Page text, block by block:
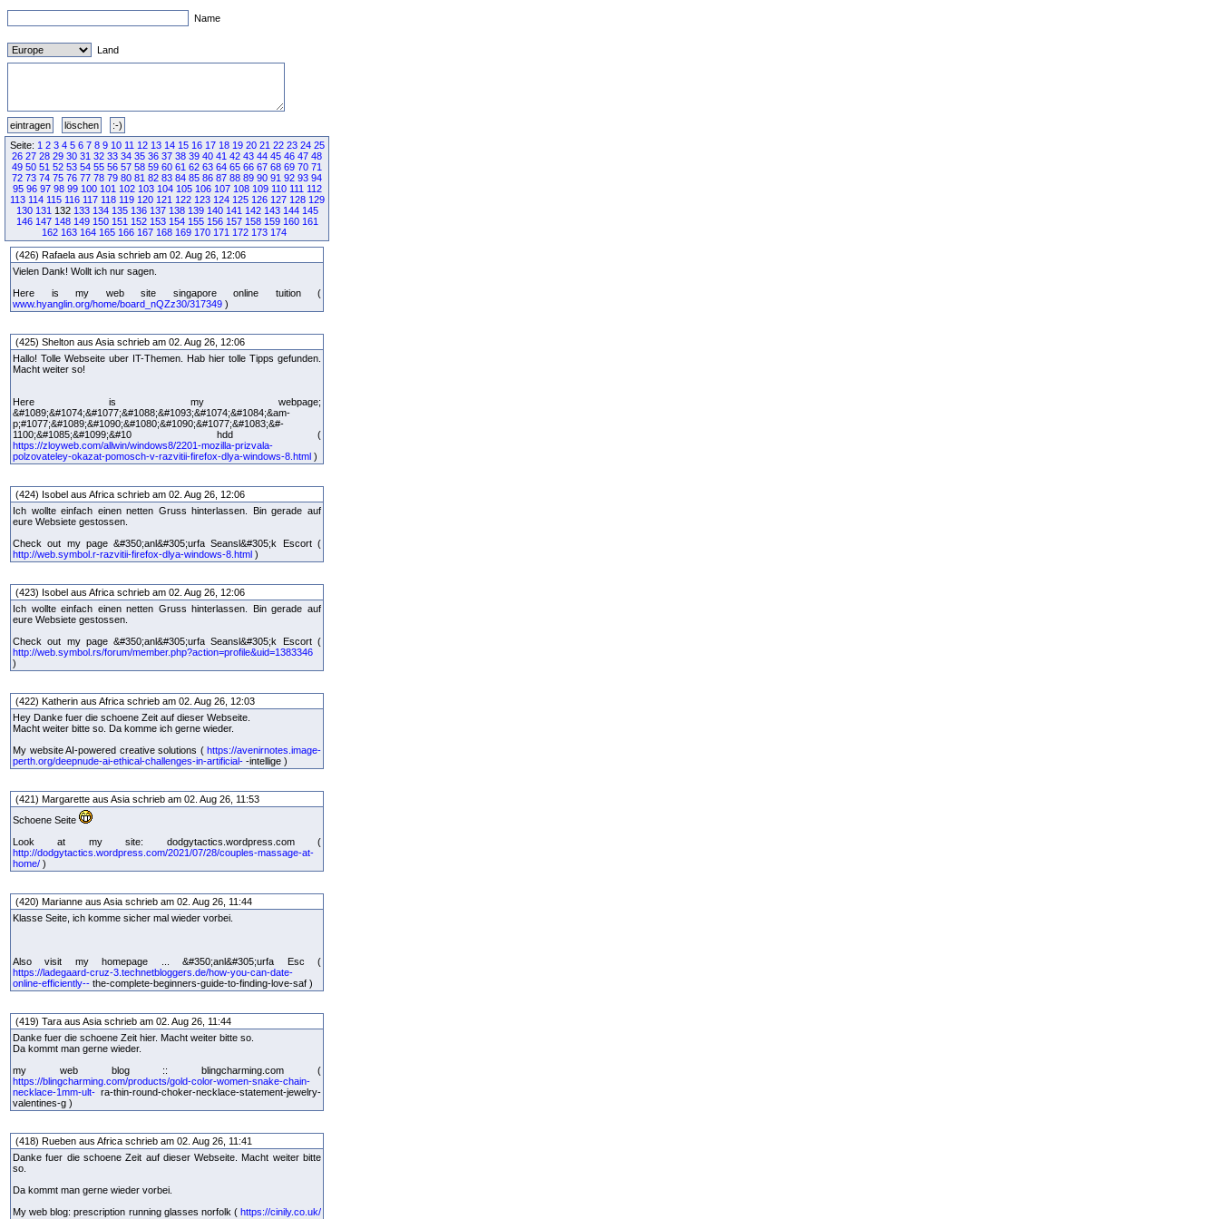
Name
Land
Seite: 1 2 3 4 5 6 7 8 9 10 11 12 13 14 15 16 17 18 19 20 21 22 23 24 25
26 27 28 29 30 31 32 33 34 35 36 37 38 39 40 41 42 43 44 45 46 47 48
49 50 51 52 53 54 55 56 57 58 59 60 61 62 63 64 65 66 67 68 69 70 71
72 73 74 75 76 77 78 79 80 81 82 83 84 85 86 87 88 89 90 91 92 93 94
95 96 97 98 99 100 101 102 103 104 105 106 107 108 109 110 111 112
113 114 115 116 117 118 119 120 121 122 123 124 125 126 127 128 129
130 131 132 133 134 135 136 137 138 139 140 141 142 143 144 145
146 147 148 149 150 151 152 153 154 155 156 157 158 159 160 161
162 163 164 165 166 167 168 169 170 171 172 173 174
(426) Rafaela aus Asia schrieb am 02. Aug 26, 12:06
Vielen Dank! Wollt ich nur sagen.
Here is my web site singapore online tuition (
www.hyanglin.org/home/board_nQZz30/317349 )
(425) Shelton aus Asia schrieb am 02. Aug 26, 12:06
Hallo! Tolle Webseite uber IT-Themen. Hab hier tolle Tipps gefunden.
Macht weiter so!
Here is my webpage;
&#1089;&#1074;&#1077;&#1088;&#1093;&#1074;&#1084;&am-
p;#1077;&#1089;&#1090;&#1080;&#1090;&#1077;&#1083;&#-
1100;&#1085;&#1099;&#10 hdd (
https://zloyweb.com/allwin/windows8/2201-mozilla-prizvala-
polzovateley-okazat-pomosch-v-razvitii-firefox-dlya-windows-8.html )
(424) Isobel aus Africa schrieb am 02. Aug 26, 12:06
Ich wollte einfach einen netten Gruss hinterlassen. Bin gerade auf
eure Websiete gestossen.
Check out my page &#350;anl&#305;urfa Seansl&#305;k Escort (
http://web.symbol.r-razvitii-firefox-dlya-windows-8.html )
(423) Isobel aus Africa schrieb am 02. Aug 26, 12:06
Ich wollte einfach einen netten Gruss hinterlassen. Bin gerade auf
eure Websiete gestossen.
Check out my page &#350;anl&#305;urfa Seansl&#305;k Escort (
http://web.symbol.rs/forum/member.php?action=profile&uid=1383346
)
(422) Katherin aus Africa schrieb am 02. Aug 26, 12:03
Hey Danke fuer die schoene Zeit auf dieser Webseite.
Macht weiter bitte so. Da komme ich gerne wieder.
My website AI-powered creative solutions ( https://avenirnotes.image-
perth.org/deepnude-ai-ethical-challenges-in-artificial- -intellige )
(421) Margarette aus Asia schrieb am 02. Aug 26, 11:53
Schoene Seite
Look at my site: dodgytactics.wordpress.com (
http://dodgytactics.wordpress.com/2021/07/28/couples-massage-at-
home/ )
(420) Marianne aus Asia schrieb am 02. Aug 26, 11:44
Klasse Seite, ich komme sicher mal wieder vorbei.
Also visit my homepage ... &#350;anl&#305;urfa Esc (
https://ladegaard-cruz-3.technetbloggers.de/how-you-can-date-
online-efficiently-- the-complete-beginners-guide-to-finding-love-saf )
(419) Tara aus Asia schrieb am 02. Aug 26, 11:44
Danke fuer die schoene Zeit hier. Macht weiter bitte so.
Da kommt man gerne wieder.
my web blog :: blingcharming.com (
https://blingcharming.com/products/gold-color-women-snake-chain-
necklace-1mm-ult- ra-thin-round-choker-necklace-statement-jewelry-
valentines-g )
(418) Rueben aus Africa schrieb am 02. Aug 26, 11:41
Danke fuer die schoene Zeit auf dieser Webseite. Macht weiter bitte
so.
Da kommt man gerne wieder vorbei.
My web blog: prescription running glasses norfolk ( https://cinily.co.uk/